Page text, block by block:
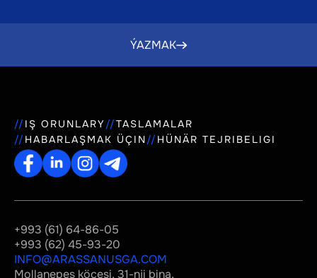
ÝAZMAK
IŞ ORUNLARY
TASLAMALAR
HABARLAŞMAK ÜÇIN
HÜNÄR TEJRIBELIGI
Mollanepes köçesi, 31-nji bina,
+993 (61) 64-86-05
+993 (62) 45-93-20
INFO@ARASSANUSGA.COM